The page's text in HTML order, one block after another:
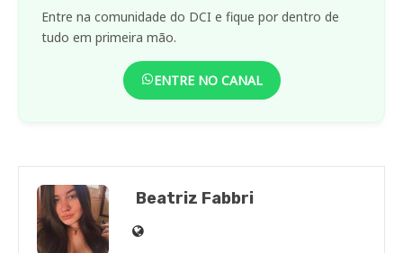
Entre na comunidade do DCI e fique por dentro de
tudo em primeira mão.
ENTRE NO CANAL
Beatriz Fabbri
Site